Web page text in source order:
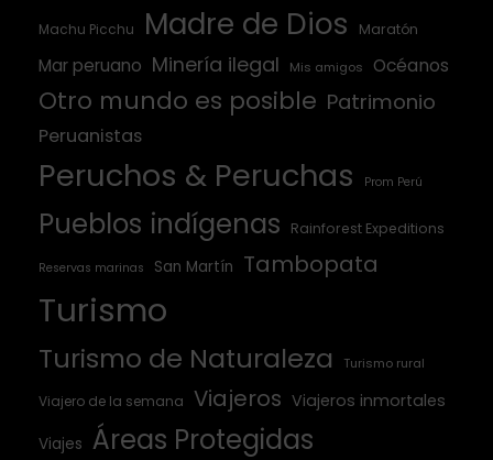
Machu Picchu Madre de Dios Maratón
Mar peruano Minería ilegal Mis amigos Océanos
Otro mundo es posible Patrimonio
Peruanistas
Peruchos & Peruchas Prom Perú
Pueblos indígenas Rainforest Expeditions
Reservas marinas San Martín Tambopata
Turismo
Turismo de Naturaleza Turismo rural
Viajero de la semana Viajeros Viajeros inmortales
Viajes Áreas Protegidas